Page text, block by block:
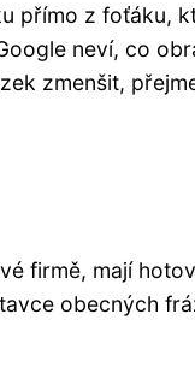
přímo z foťáku,
neví, co
zmenšit,
firmě, mají
obecných